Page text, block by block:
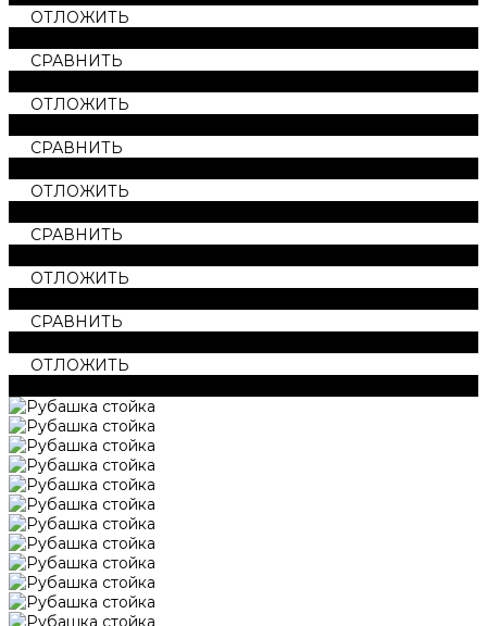
ОТЛОЖИТЬ
СРАВНИТЬ
ОТЛОЖИТЬ
СРАВНИТЬ
ОТЛОЖИТЬ
СРАВНИТЬ
ОТЛОЖИТЬ
СРАВНИТЬ
ОТЛОЖИТЬ